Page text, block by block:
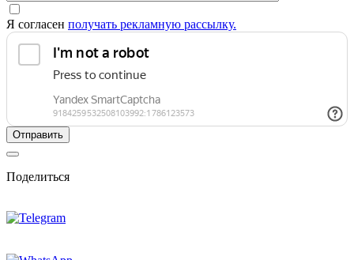
Я согласен получать рекламную рассылку.
Поделиться